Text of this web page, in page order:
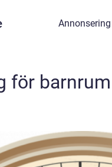
Annonsering
för